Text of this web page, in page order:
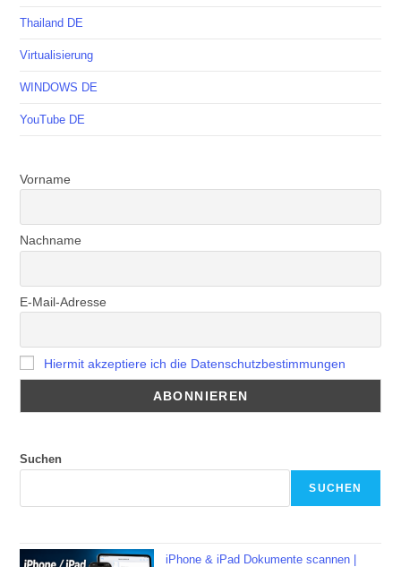
Thailand DE
Virtualisierung
WINDOWS DE
YouTube DE
Vorname
Nachname
E-Mail-Adresse
Hiermit akzeptiere ich die Datenschutzbestimmungen
Suchen
SUCHEN
iPhone & iPad Dokumente scannen |